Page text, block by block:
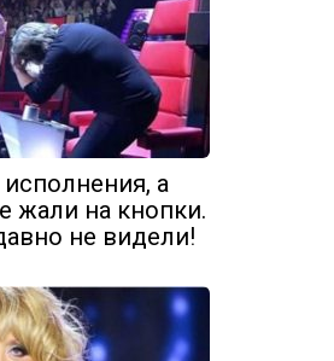
а
жали на кнопки.
не видели!